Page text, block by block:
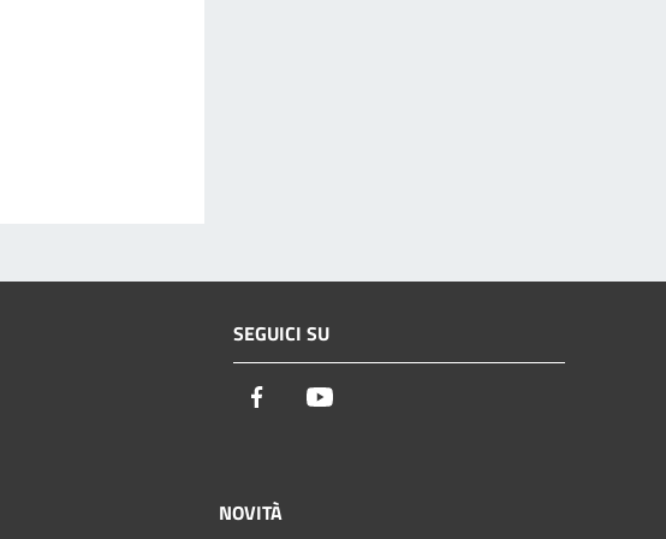
SEGUICI SU
Facebook
NOVITÀ